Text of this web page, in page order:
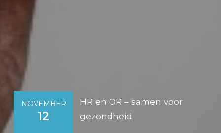
NOVEMBER
12
HR en OR – samen voor
gezondheid